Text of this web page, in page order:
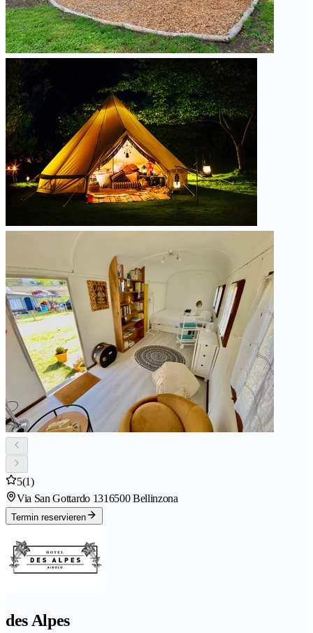
5(1)
Via San Gottardo 1316500 Bellinzona
Termin reservieren
des Alpes